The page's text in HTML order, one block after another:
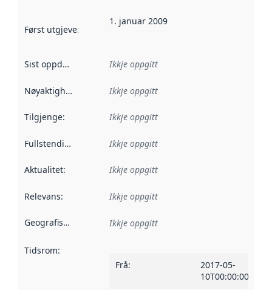
Først utgjeve: Denne datoen seier når dataa i dette
1. januar 2009
Sist oppdatert Ikkje oppgitt
Nøyaktigheit Ikkje oppgitt
Tilgjenge: Ikkje oppgitt
Fullstendigheit Ikkje oppgitt
Aktualitet: Ikkje oppgitt
Relevans: Ikkje oppgitt
Geografisk område Ikkje oppgitt
Tidsrom:
Frå:
2017-05-
10T00:00:00Z